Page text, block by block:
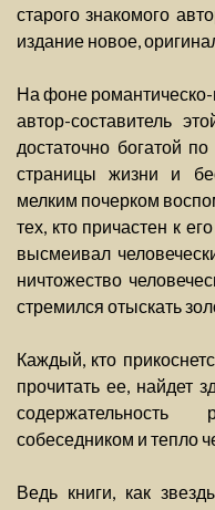
старого знакомого
издание новое,
На фоне романтическо-
автор-составитель
достаточно богатой
страницы жизни и
мелким почерком
тех, кто причастен к
высмеивал
ничтожество
стремился отыскать
Каждый, кто
прочитать ее, найдет
собеседником и тепло
Ведь книги, как